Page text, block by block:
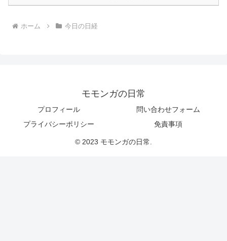
ホーム 今日の日経
モモンガの日常
プロフィール
問い合わせフォーム
プライバシーポリシー
免責事項
© 2023 モモンガの日常.